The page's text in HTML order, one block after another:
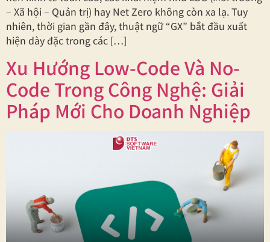
– Xã hội – Quản trị) hay Net Zero không còn xa lạ. Tuy
nhiên, thời gian gần đây, thuật ngữ “GX” bắt đầu xuất
hiện dày đặc trong các […]
Xu Hướng Low-Code Và No-
Code Trong Công Nghệ: Giải
Pháp Mới Cho Doanh Nghiệp